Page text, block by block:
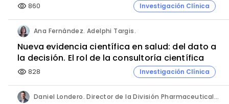
visibility 860 Investigación Clínica
Ana Fernández. Adelphi Targis.
Nueva evidencia científica en salud: del dato a
la decisión. El rol de la consultoría científica
visibility 828 Investigación Clínica
Daniel Londero. Director de la División Pharmaceuticals. Bayer de México.